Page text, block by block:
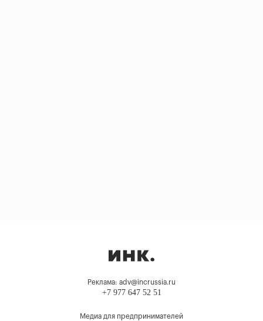
Реклама: adv@incrussia.ru
+7 977 647 52 51
Медиа для предпринимателей